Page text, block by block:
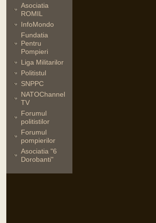
Asociatia
ROMIL
InfoMondo
Fundatia
Pentru
Pompieri
Liga Militarilor
Politistul
SNPPC
NATOChannel
TV
Forumul
politistilor
Forumul
pompierilor
Asociatia "6
Dorobanti"